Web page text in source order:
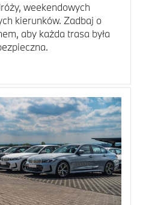
weekendowych
kierunków. Zadbaj o
aby każda trasa była